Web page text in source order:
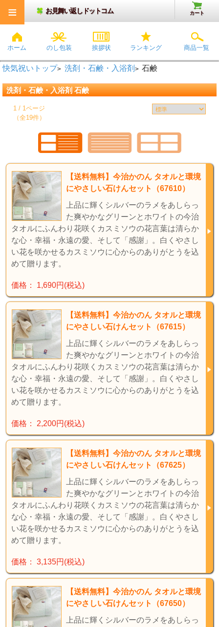
お見舞い返しドットコム カート
ホーム のし包装 挨拶状 ランキング 商品一覧
≡
快気祝いトップ> 洗剤・石鹸・入浴剤 > 石鹸
洗剤・石鹸・入浴剤 石鹸
1 / 1ページ
（全19件）
【送料無料】今治かのん タオルと環境
にやさしい石けんセット（67610）
上品に輝くシルバーのラメをあしらっ
た爽やかなグリーンとホワイトの今治
タオルにふんわり花咲くカスミソウの花言葉は清らか
な心・幸福・永遠の愛、そして「感謝」。白くやさし
い花を咲かせるカスミソウに心からのありがとうを込
めて贈ります。
価格： 1,690円(税込)
【送料無料】今治かのん タオルと環境
にやさしい石けんセット（67615）
上品に輝くシルバーのラメをあしらっ
た爽やかなグリーンとホワイトの今治
タオルにふんわり花咲くカスミソウの花言葉は清らか
な心・幸福・永遠の愛、そして「感謝」。白くやさし
い花を咲かせるカスミソウに心からのありがとうを込
めて贈ります。
価格： 2,200円(税込)
【送料無料】今治かのん タオルと環境
にやさしい石けんセット（67625）
上品に輝くシルバーのラメをあしらっ
た爽やかなグリーンとホワイトの今治
タオルにふんわり花咲くカスミソウの花言葉は清らか
な心・幸福・永遠の愛、そして「感謝」。白くやさし
い花を咲かせるカスミソウに心からのありがとうを込
めて贈ります。
価格： 3,135円(税込)
【送料無料】今治かのん タオルと環境
にやさしい石けんセット（67650）
上品に輝くシルバーのラメをあしらっ